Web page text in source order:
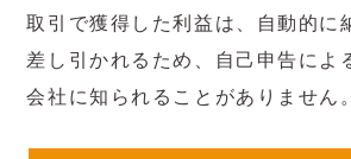
取引で獲得した利益は、自動的に
差し引かれるため、自己申告によ
会社に知られることがありません。